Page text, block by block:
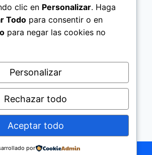
de los Nombres Help
clic en Personalizar. Haga
Todo para consentir o en
para negar las cookies no
Personalizar
Rechazar todo
Aceptar todo
por